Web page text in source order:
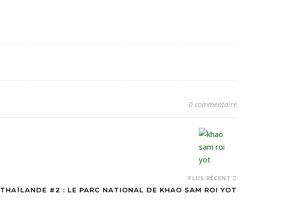
0 commentaire
PLUS RÉCENT
THAÏLANDE #2 : LE PARC NATIONAL DE KHAO SAM ROI YOT